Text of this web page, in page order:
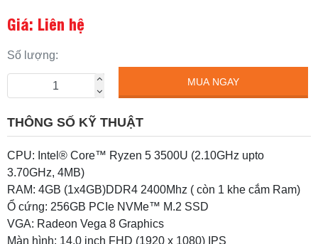
Giá: Liên hệ
Số lượng:
MUA NGAY
THÔNG SỐ KỸ THUẬT
CPU: Intel® Core™ Ryzen 5 3500U (2.10GHz upto
3.70GHz, 4MB)
RAM: 4GB (1x4GB)DDR4 2400Mhz ( còn 1 khe cắm Ram)
Ổ cứng: 256GB PCIe NVMe™ M.2 SSD
VGA: Radeon Vega 8 Graphics
Màn hình: 14.0 inch FHD (1920 x 1080) IPS